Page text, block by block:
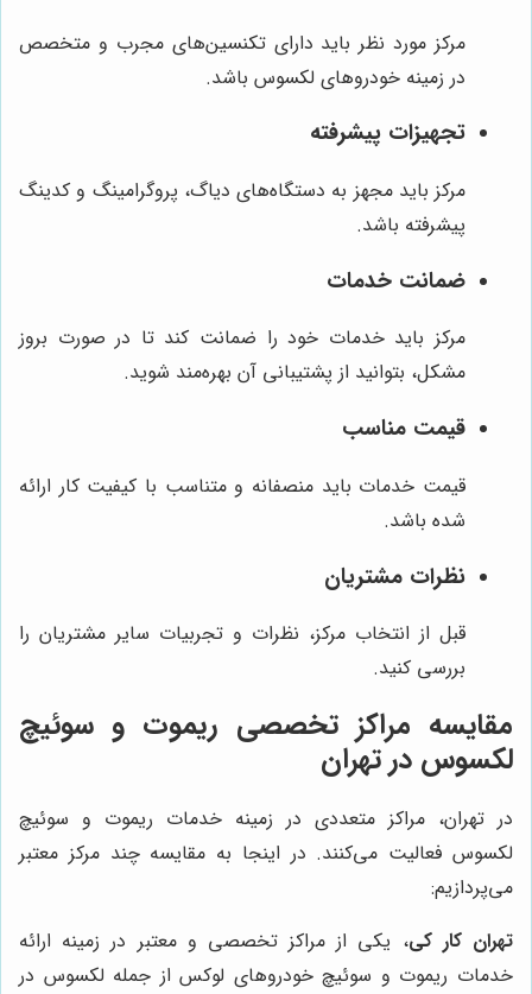
مرکز مورد نظر باید دارای تکنسین‌های مجرب و متخصص
در زمینه خودروهای لکسوس باشد.
تجهیزات پیشرفته
مرکز باید مجهز به دستگاه‌های دیاگ، پروگرامینگ و کدینگ
پیشرفته باشد.
ضمانت خدمات
مرکز باید خدمات خود را ضمانت کند تا در صورت بروز
مشکل، بتوانید از پشتیبانی آن بهره‌مند شوید.
قیمت مناسب
قیمت خدمات باید منصفانه و متناسب با کیفیت کار ارائه
شده باشد.
نظرات مشتریان
قبل از انتخاب مرکز، نظرات و تجربیات سایر مشتریان را
بررسی کنید.
مقایسه مراکز تخصصی ریموت و سوئیچ
لکسوس در تهران
در تهران، مراکز متعددی در زمینه خدمات ریموت و سوئیچ
لکسوس فعالیت می‌کنند. در اینجا به مقایسه چند مرکز معتبر
می‌پردازیم:
تهران کار کی، یکی از مراکز تخصصی و معتبر در زمینه ارائه
خدمات ریموت و سوئیچ خودروهای لوکس از جمله لکسوس در